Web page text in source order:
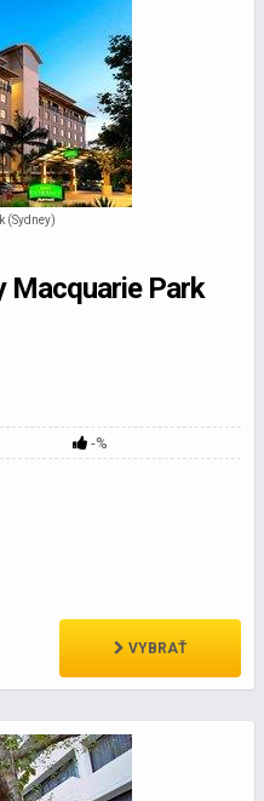
(Sydney)
Macquarie Park
-%
VYBRAŤ